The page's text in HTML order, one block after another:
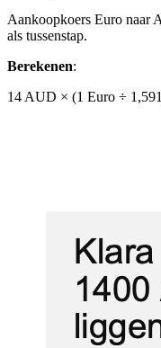
Aankoopkoers Euro naar
als tussenstap.
Berekenen:
14 AUD × (1 Euro ÷